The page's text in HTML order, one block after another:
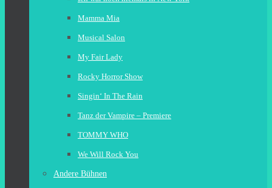
Mamma Mia
Musical Salon
My Fair Lady
Rocky Horror Show
Singin‘ In The Rain
Tanz der Vampire – Premiere
TOMMY WHO
We Will Rock You
Andere Bühnen